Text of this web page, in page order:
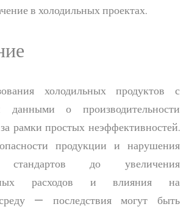
в холодильных проектах.
холодильных продуктов с
данными о производительности
рамки простых неэффективностей.
продукции и нарушения
стандартов до увеличения
расходов и влияния на
— последствия могут быть